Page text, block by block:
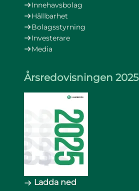
Innehavsbolag
Hållbarhet
Bolagsstyrning
Investerare
Media
Årsredovisningen 2025
Ladda ned